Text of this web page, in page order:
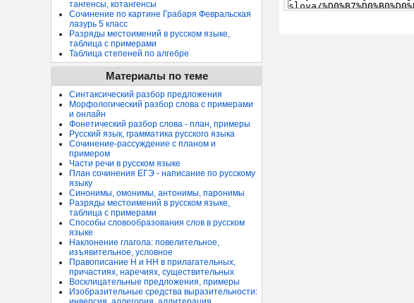
тангенсы, котангенсы
Сочинение по картине Грабаря Февральская
лазурь 5 класс
Разряды местоимений в русском языке,
таблица с примерами
Таблица степеней по алгебре
Материалы по теме
Синтаксический разбор предложения
Морфологический разбор слова с примерами
и онлайн
Фонетический разбор слова - план, примеры
Русский язык, грамматика русского языка
Сочинение-рассуждение с планом и
примером
Части речи в русском языке
План сочинения ЕГЭ - написание по русскому
языку
Синонимы, омонимы, антонимы, паронимы
Разряды местоимений в русском языке,
таблица с примерами
Способы словообразования слов в русском
языке
Наклонение глагола: повелительное,
изъявительное, условное
Правописание Н и НН в прилагательных,
причастиях, наречиях, существительных
Восклицательные предложения, примеры
Изобразительные средства выразительности: